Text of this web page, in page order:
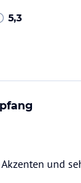
5,3
und